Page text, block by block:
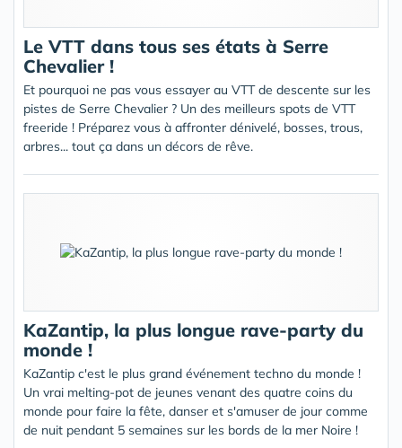
Le VTT dans tous ses états à Serre
Chevalier !
Et pourquoi ne pas vous essayer au VTT de descente sur les
pistes de Serre Chevalier ? Un des meilleurs spots de VTT
freeride ! Préparez vous à affronter dénivelé, bosses, trous,
arbres... tout ça dans un décors de rêve.
KaZantip, la plus longue rave-party du
monde !
KaZantip c'est le plus grand événement techno du monde !
Un vrai melting-pot de jeunes venant des quatre coins du
monde pour faire la fête, danser et s'amuser de jour comme
de nuit pendant 5 semaines sur les bords de la mer Noire !